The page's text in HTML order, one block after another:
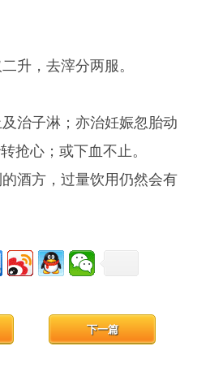
升，去滓分两服。
治子淋；亦治妊娠忽胎动
抢心；或下血不止。
酒方，过量饮用仍然会有
下一篇